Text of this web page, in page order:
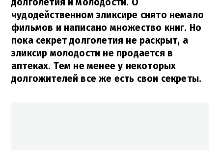
чудодейственном эликсире снято немало
фильмов и написано множество книг. Но
пока секрет долголетия не раскрыт, а
эликсир молодости не продается в
аптеках. Тем не менее у некоторых
долгожителей все же есть свои секреты.